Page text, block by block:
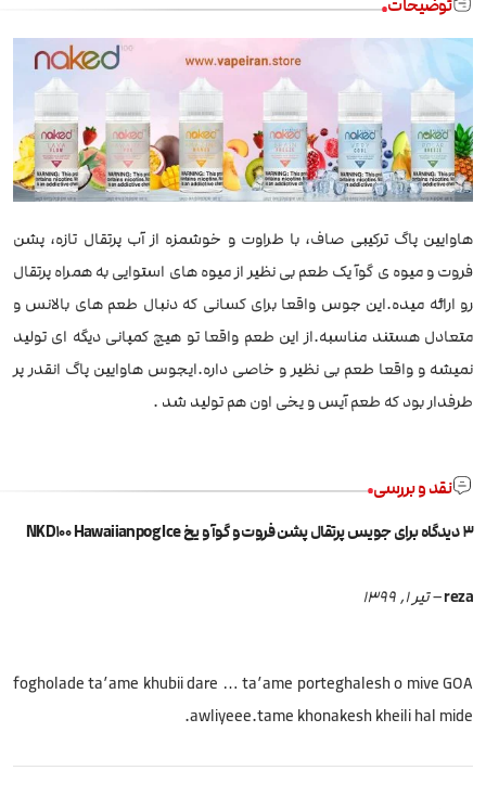
توضیحات
هاوایین پاگ ترکیبی صاف، با طراوت و خوشمزه از آب پرتقال تازه، پشن
فروت و میوه ی گوآ یک طعم بی نظیر از میوه های استوایی به همراه پرتقال
رو ارائه میده.این جوس واقعا برای کسانی که دنبال طعم های بالانس و
متعادل هستند مناسبه.از این طعم واقعا تو هیچ کمپانی دیگه ای تولید
نمیشه و واقعا طعم بی نظیر و خاصی داره.ایجوس هاوایین پاگ انقدر پر
طرفدار بود که طعم آیس و یخی اون هم تولید شد .
نقد و بررسی
3 دیدگاه برای جویس پرتقال پشن فروت و گوآ و یخ NKD100 Hawaiianpog Ice
reza
– تیر 1, 1399
fogholade ta’ame khubii dare … ta’ame porteghalesh o mive GOA
awliyeee.tame khonakesh kheili hal mide.